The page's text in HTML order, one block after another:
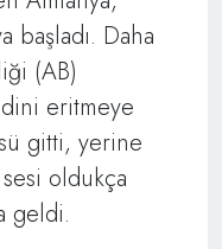
başladı. Daha
(AB)
eritmeye
gitti, yerine
oldukça
geldi.